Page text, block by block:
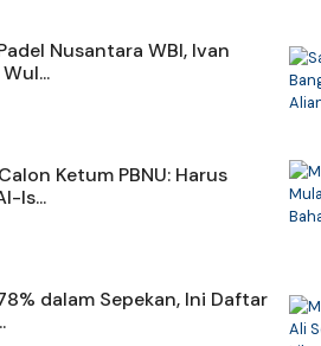
Nusantara WBI, Ivan
Ketum PBNU: Harus
Is...
dalam Sepekan, Ini Daftar